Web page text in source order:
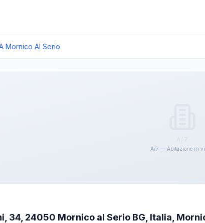
Mornico Al Serio
A/7 — Abitazione in
34, 24050 Mornico al Serio BG, Italia,